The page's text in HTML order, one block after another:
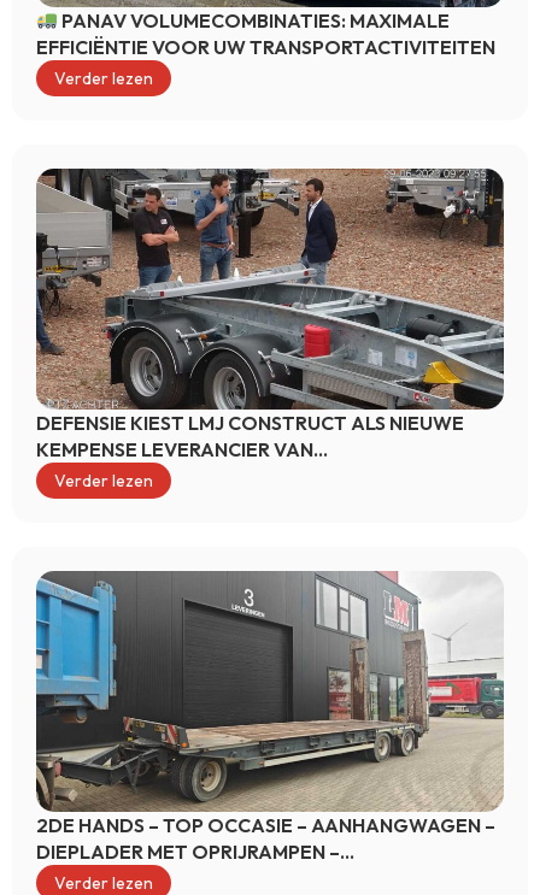
PANAV VOLUMECOMBINATIES: MAXIMALE
EFFICIËNTIE VOOR UW TRANSPORTACTIVITEITEN
Verder lezen
DEFENSIE KIEST LMJ CONSTRUCT ALS NIEUWE
KEMPENSE LEVERANCIER VAN
CONTAINERAANHANGWAGENS
Verder lezen
2DE HANDS – TOP OCCASIE – AANHANGWAGEN –
DIEPLADER MET OPRIJRAMPEN –
SCHAMELAANHANGWAGEN IN VOORRAAD
Verder lezen